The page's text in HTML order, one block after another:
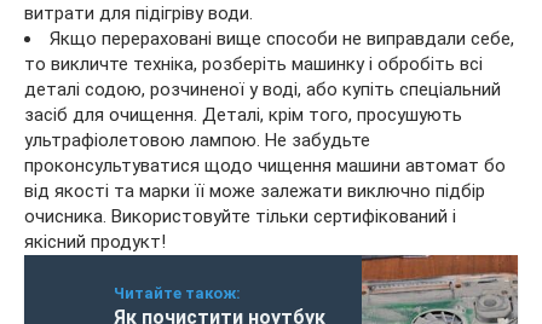
витрати для підігріву води.
Якщо перераховані вище способи не виправдали себе,
то викличте техніка, розберіть машинку і обробіть всі
деталі содою, розчиненої у воді, або купіть спеціальний
засіб для очищення. Деталі, крім того, просушують
ультрафіолетовою лампою. Не забудьте
проконсультуватися щодо чищення машини автомат бо
від якості та марки її може залежати виключно підбір
очисника. Використовуйте тільки сертифікований і
якісний продукт!
Читайте також:
Як почистити ноутбук